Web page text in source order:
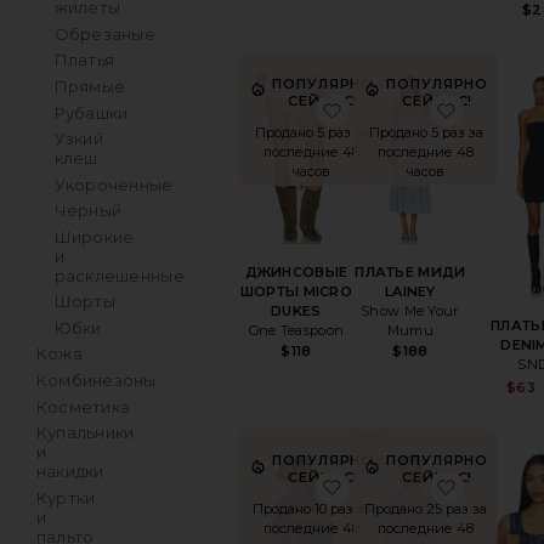
жилеты
Обрезаные
Платья
Прямые
Рубашки
Узкий
клёш
Укороченные
Черный
Широкие
и
расклешенные
Шорты
Юбки
Кожа
Комбинезоны
Косметика
Купальники
и
накидки
Куртки
и
пальто
ПОПУЛЯРНО
СЕЙЧАС!
Продано 5 раз за
последние 48
часов
ДЖИНСОВЫЕ
ШОРТЫ MICRO
DUKES
One Teaspoon
$118
ПОПУЛЯРНО
СЕЙЧАС!
Продано 5 раз за
последние 48
часов
ПЛАТЬЕ МИДИ
LAINEY
Show Me Your
Mumu
$188
$63
ПОПУЛЯРНО
СЕЙЧАС!
Продано 10 раз за
последние 48
избранноеКУРТКА
ПОПУЛЯРНО
СЕЙЧАС!
Продано 25 раз за
последние 48